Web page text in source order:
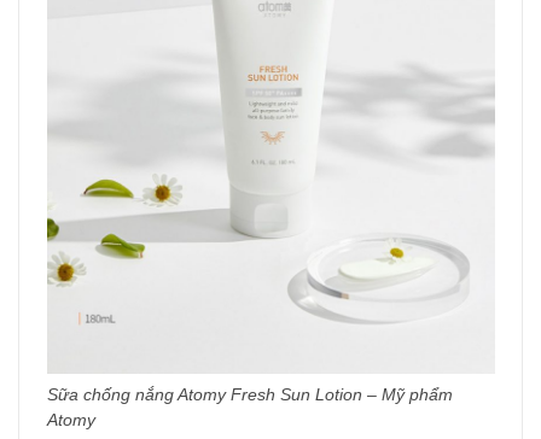
Sữa chống nắng Atomy Fresh Sun Lotion – Mỹ phẩm
Atomy